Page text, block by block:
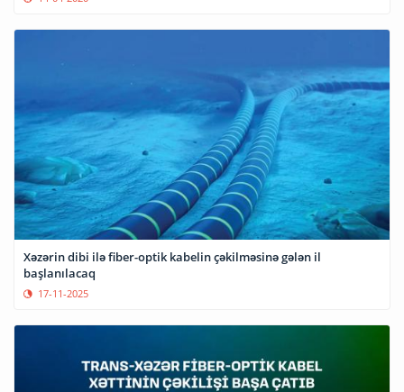
Xəzərin dibi ilə fiber-optik kabelin çəkilməsinə gələn il
başlanılacaq
17-11-2025